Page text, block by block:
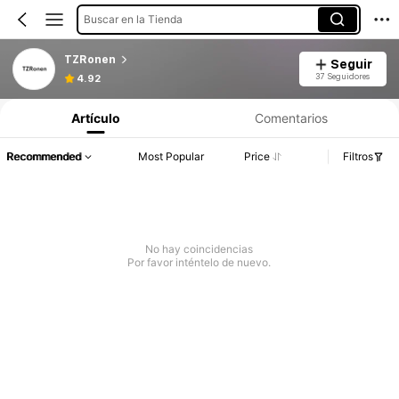
Buscar en la Tienda
TZRonen
4.92
Seguir
37 Seguidores
Artículo Comentarios
Recommended Most Popular Price Filtros
No hay coincidencias
Por favor inténtelo de nuevo.